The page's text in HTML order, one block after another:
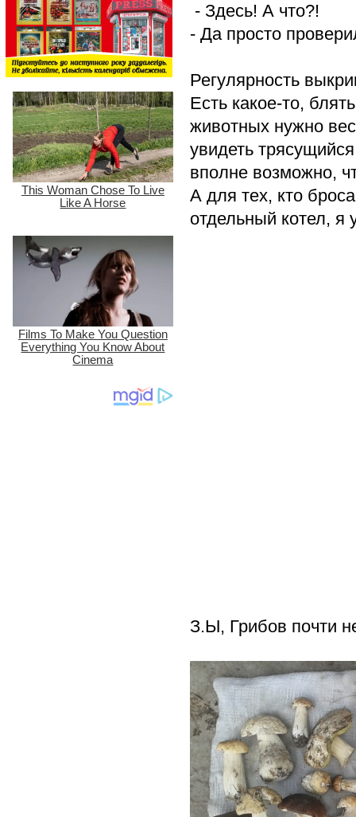
- Здесь! А что?!
- Да просто
Регулярность
Есть какое-то,
животных нужно
увидеть
вполне возможно,
А для тех, кто
отдельный котел, я
З.Ы, Грибов почти